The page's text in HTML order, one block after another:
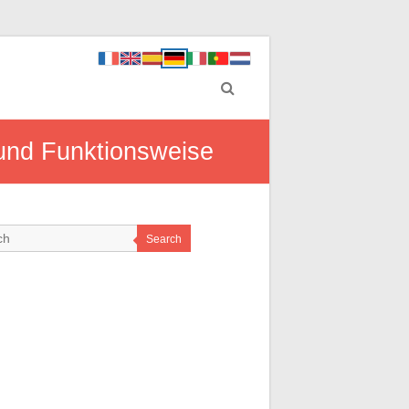
Funktionsweise
Search